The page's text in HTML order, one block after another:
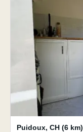
Puidoux, CH (6 km)